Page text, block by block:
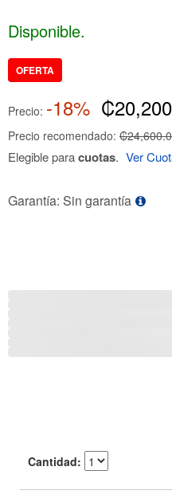
Disponible.
OFERTA
Precio: -18%
Precio recomendado:
Elegible paracuotas. Ver
Garantía: Sin garantía
Cantidad: